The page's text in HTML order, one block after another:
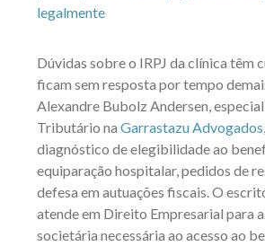
legalmente
Dúvidas sobre o IRPJ da clínica têm
ficam sem resposta por tempo
Alexandre Bubolz Andersen,
Tributário na Garrastazu Advogados
diagnóstico de elegibilidade ao
equiparação hospitalar, pedidos de
defesa em autuações fiscais. O
atende em Direito Empresarial para
societária necessária ao acesso ao